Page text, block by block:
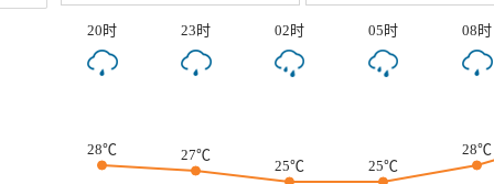
20时 23时 02时 05时 08时
28℃ 27℃
25℃ 25℃
28℃